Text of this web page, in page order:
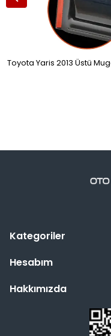
Kategoriler
Hesabım
Hakkımızda